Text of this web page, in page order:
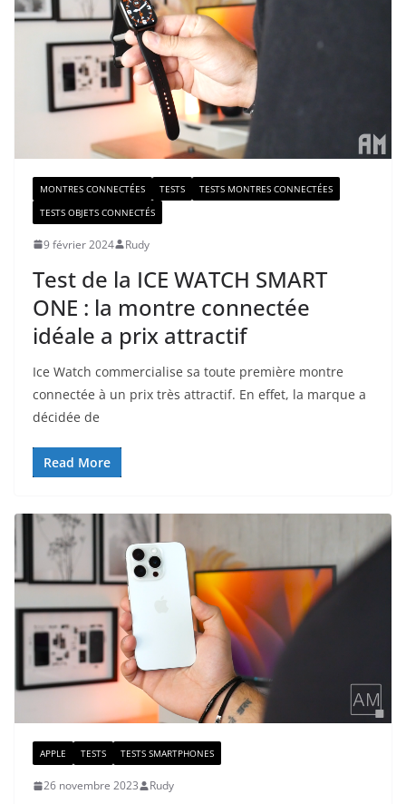
MONTRES CONNECTÉES TESTS
TESTS MONTRES CONNECTÉES
TESTS OBJETS CONNECTÉS
9 février 2024 Rudy
Test de la ICE WATCH SMART
ONE : la montre connectée
idéale a prix attractif
Ice Watch commercialise sa toute première montre
connectée à un prix très attractif. En effet, la marque a
décidée de
Read More
APPLE TESTS TESTS SMARTPHONES
26 novembre 2023 Rudy